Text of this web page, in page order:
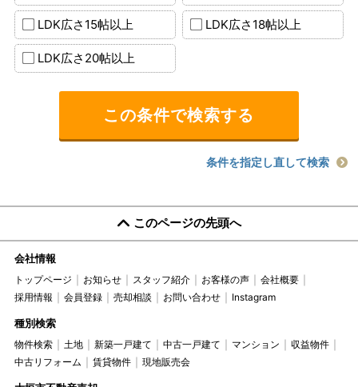
LDK広さ15帖以上 LDK広さ18帖以上
LDK広さ20帖以上
条件を指定し直して検索
このページの先頭へ
会社情報
トップページ お知らせ スタッフ紹介 お客様の声
会社概要
採用情報
会員登録 売却相談 お問い合わせ Instagram
種別検索
物件検索 土地 新築一戸建て 中古一戸建て マンション
収益物件
中古リフォーム
賃貸物件 現地販売会